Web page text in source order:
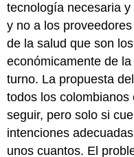
tecnología necesaria
y no a los
de la salud que son
económicamente de
turno. La propuesta
todos los
seguir, pero solo si
intenciones
unos cuantos. El